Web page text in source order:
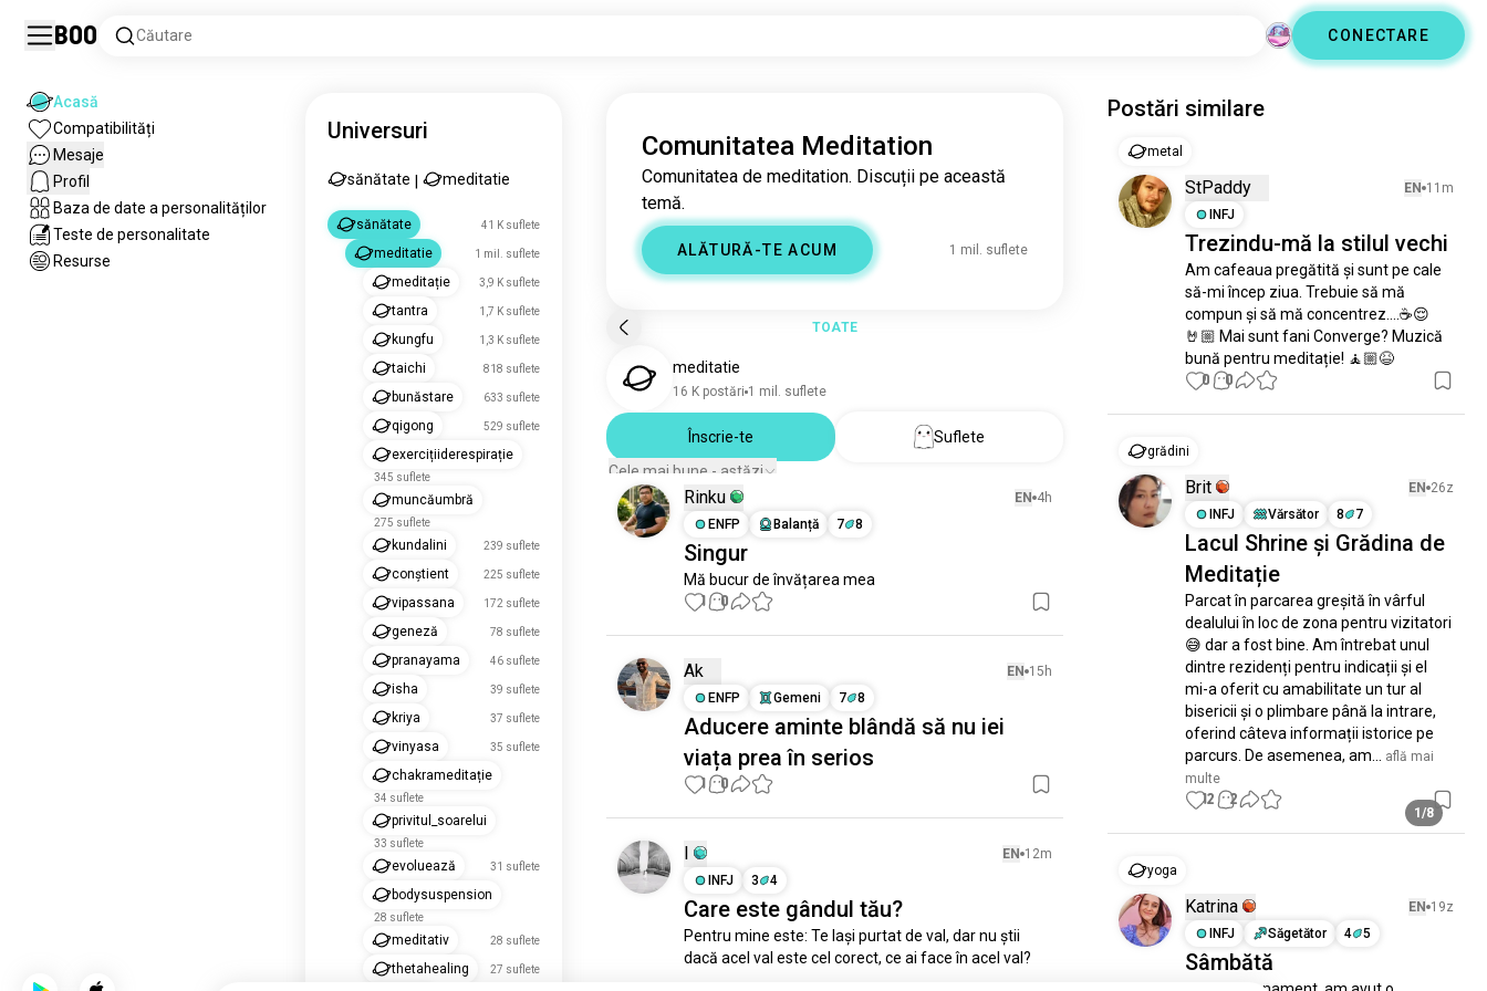
Boo Căutare CONECTARE
Acasă
Compatibilități
Mesaje
Profil
Baza de date a personalităților
Teste de personalitate
Resurse
Universuri
sănătate meditatie
sănătate 41 K suflete
meditatie 1 mil. suflete
meditație 3,9 K suflete
tantra 1,7 K suflete
kungfu 1,3 K suflete
taichi 818 suflete
bunăstare 633 suflete
qigong 529 suflete
exercițiiderespirație
345 suflete
muncăumbră
275 suflete
kundalini 239 suflete
conștient 225 suflete
vipassana 172 suflete
geneză 78 suflete
pranayama 46 suflete
isha 39 suflete
kriya 37 suflete
vinyasa 35 suflete
chakrameditație
34 suflete
privitul_soarelui
33 suflete
evoluează 31 suflete
bodysuspension
28 suflete
meditativ 28 suflete
thetahealing 27 suflete
Comunitatea Meditation
Comunitatea de meditation. Discuții pe această
temă.
ALĂTURĂ-TE ACUM 1 mil. suflete
TOATE
meditatie
16 K postări 1 mil. suflete
Înscrie-te
Suflete
Cele mai bune - astăzi
Rinku EN 4h
ENFP
Balanță 7 8
Singur
Mă bucur de învățarea mea
1 0
Ak EN 15h
ENFP
Gemeni 7 8
Aducere aminte blândă să nu iei
viața prea în serios
1 0
I EN 12m
INFJ
3 4
Care este gândul tău?
Pentru mine este: Te lași purtat de val, dar nu știi
dacă acel val este cel corect, ce ai face în acel val?
Postări similare
metal
StPaddy EN 11m
INFJ
Trezindu-mă la stilul vechi
Am cafeaua pregătită și sunt pe cale
să-mi încep ziua. Trebuie să mă
compun și să mă concentrez....☕😌
🤘🏼 Mai sunt fani Converge? Muzică
bună pentru meditație! 🧘🏼😆
0 0
grădini
Brit EN 26z
INFJ
Vărsător 8 7
Lacul Shrine și Grădina de
Meditație
Parcat în parcarea greșită în vârful
dealului în loc de zona pentru vizitatori
😅 dar a fost bine. Am întrebat unul
dintre rezidenți pentru indicații și el
mi-a oferit cu amabilitate un tur al
bisericii și o plimbare până la intrare,
oferind câteva informații istorice pe
parcurs. De asemenea, am...
află mai
multe
1/8
12 2
yoga
Katrina EN 19z
INFJ
Săgetător 4 5
Sâmbătă